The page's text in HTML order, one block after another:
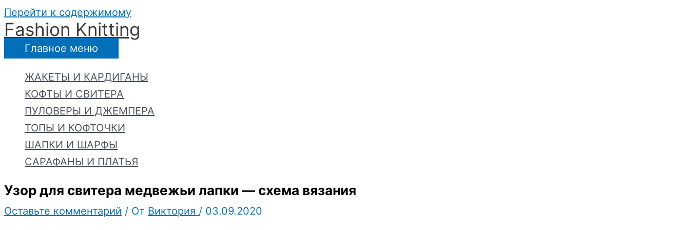
Перейти к содержимому
Fashion Knitting
Главное меню
ЖАКЕТЫ И КАРДИГАНЫ
КОФТЫ И СВИТЕРА
ПУЛОВЕРЫ И ДЖЕМПЕРА
ТОПЫ И КОФТОЧКИ
ШАПКИ И ШАРФЫ
САРАФАНЫ И ПЛАТЬЯ
Узор для свитера медвежьи лапки — схема вязания
Оставьте комментарий / От Виктория / 03.09.2020